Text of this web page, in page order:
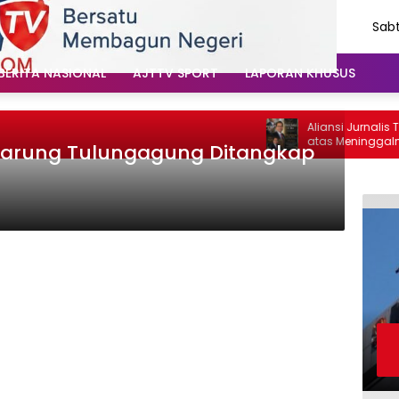
NASIONAL AJTTV SPORT LAPORAN KHUSUS
Aliansi Jurnalis
atas Meninggalnya
Santoso: “Beliau
Vokal”
Tulungagung Ditangkap